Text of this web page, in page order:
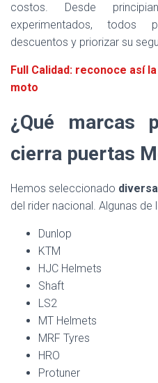
costos. Desde
experimentados, todos
descuentos y priorizar su
Full Calidad: reconoce así
moto
¿Qué marcas
cierra puertas
Hemos seleccionado
del rider nacional. Algunas de
Dunlop
KTM
HJC Helmets
Shaft
LS2
MT Helmets
MRF Tyres
HRO
Protuner